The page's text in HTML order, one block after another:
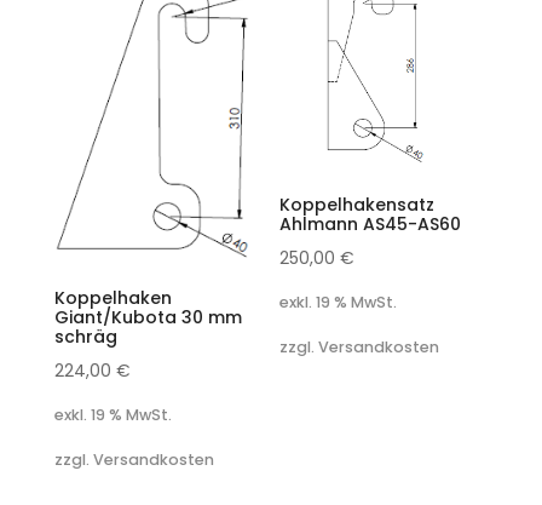
Koppelhaken
Giant/Kubota 30 mm
schräg
224,00 €
exkl. 19 % MwSt.
zzgl. Versandkosten
Koppelhakensatz
Ahlmann AS45-AS60
250,00€
exkl. 19 % MwSt.
zzgl. Versandkosten